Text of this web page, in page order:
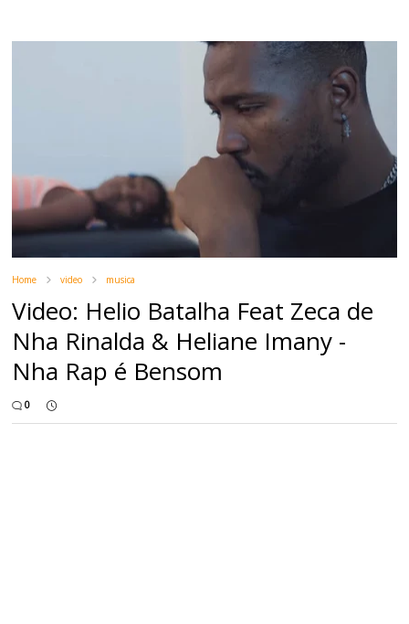
Home video musica
Video: Helio Batalha Feat Zeca de
Nha Rinalda & Heliane Imany -
Nha Rap é Bensom
0